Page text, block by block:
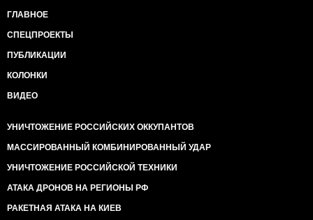
ГЛАВНОЕ
СПЕЦПРОЕКТЫ
ПУБЛИКАЦИИ
КОЛОНКИ
ВИДЕО
УНИЧТОЖЕНИЕ РОССИЙСКИХ ОККУПАНТОВ
МАССИРОВАННЫЙ КОМБИНИРОВАННЫЙ УДАР
УНИЧТОЖЕНИЕ РОССИЙСКОЙ ТЕХНИКИ
АТАКА ДРОНОВ НА РЕГИОНЫ РФ
РАКЕТНАЯ АТАКА НА КИЕВ